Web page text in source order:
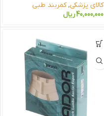
کالای پزشکی,کمربند طبی
40,000,000ریال